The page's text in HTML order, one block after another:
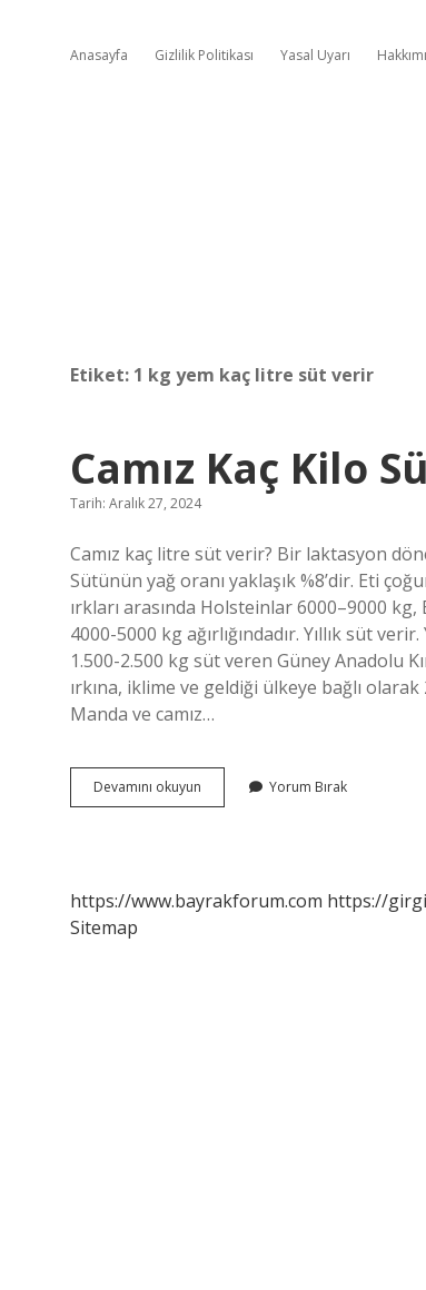
Anasayfa Gizlilik Politikası Yasal Uyarı
Etiket: 1 kg yem kaç litre süt verir
Camız Kaç Kilo
Tarih: Aralık 27, 2024
Camız kaç litre süt verir? Bir laktasyon
Sütünün yağ oranı yaklaşık %8’dir. Eti
ırkları arasında Holsteinlar 6000–9000
4000-5000 kg ağırlığındadır. Yıllık süt
1.500-2.500 kg süt veren Güney Anadolu
ırkına, iklime ve geldiği ülkeye bağlı
Manda ve camız…
Devamını okuyun
Kaç
Yorum Bırak
https://www.bayrakforum.com https://
Sitemap